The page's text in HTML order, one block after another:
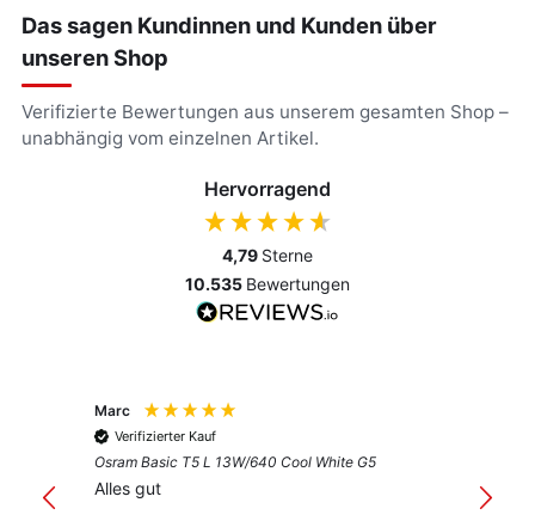
Das sagen Kundinnen und Kunden über
unseren Shop
Verifizierte Bewertungen aus unserem gesamten Shop –
unabhängig vom einzelnen Artikel.
Hervorragend
4,79 Sterne
10.535 Bewertungen
Marc
Verifizierter Kauf
Osram Basic T5 L 13W/640 Cool White G5
Alles gut